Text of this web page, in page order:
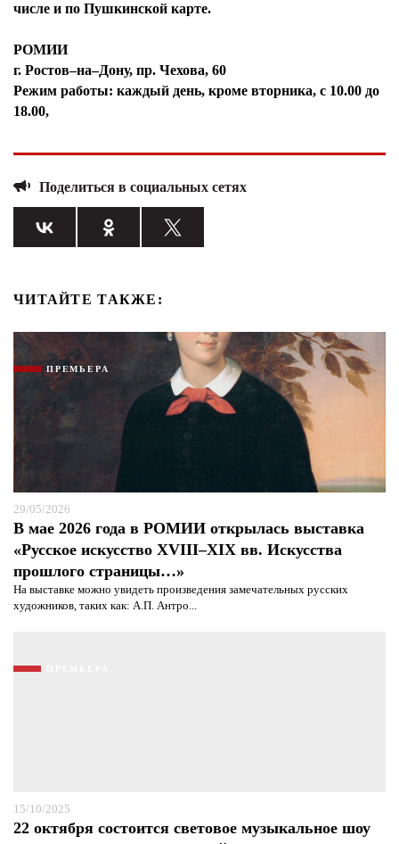
числе и по Пушкинской карте.
РОМИИ
г. Ростов–на–Дону, пр. Чехова, 60
Режим работы: каждый день, кроме вторника, с 10.00 до
18.00,
Поделиться в социальных сетях
ЧИТАЙТЕ ТАКЖЕ:
ПРЕМЬЕРА
29/05/2026
В мае 2026 года в РОМИИ открылась выставка
«Русское искусство XVIII–XIX вв. Искусства
прошлого страницы…»
На выставке можно увидеть произведения замечательных русских
художников, таких как: А.П. Антро...
15/10/2025
22 октября состоится световое музыкальное шоу